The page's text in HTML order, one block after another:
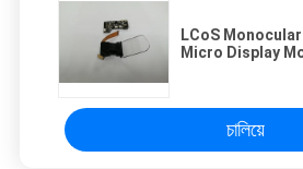
LCoS Monocular
Micro Display
চালিয়ে